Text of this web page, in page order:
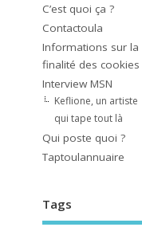
C’est quoi ça ?
Contactoula
Informations sur la
finalité des cookies
Interview MSN
Keflione, un artiste
qui tape tout là
Qui poste quoi ?
Taptoulannuaire
Tags